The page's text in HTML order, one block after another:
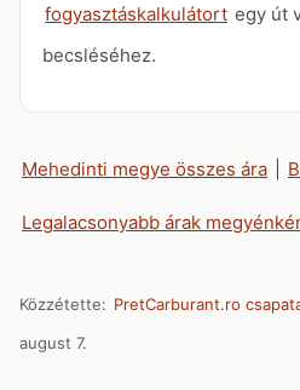
fogyasztáskalkulátort egy út
becsléséhez.
Mehedinti megye összes ára
Legalacsonyabb árak
Közzétette: PretCarburant.ro
august 7.